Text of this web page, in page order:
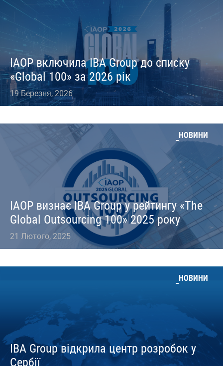
IAOP включила IBA Group до списку
«Global 100» за 2026 рік
19 Березня, 2026
НОВИНИ
IAOP визнає IBA Group у рейтингу «The
Global Outsourcing 100» 2025 року
21 Лютого, 2025
НОВИНИ
IBA Group відкрила центр розробок у
Сербії